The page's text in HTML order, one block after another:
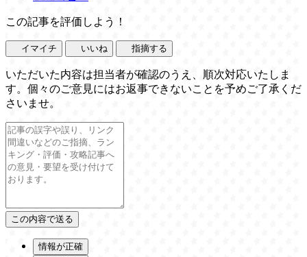
この記事を評価しよう！
イマイチ いいね 指摘する
いただいた内容は担当者が確認のうえ、順次対応いたしま
す。個々のご意見にはお返事できないことを予めご了承くだ
さいませ。
情報が正確